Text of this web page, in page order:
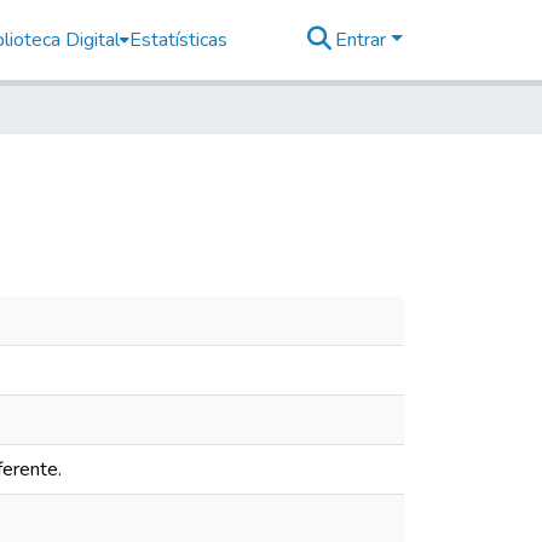
Digital Estatísticas Entrar